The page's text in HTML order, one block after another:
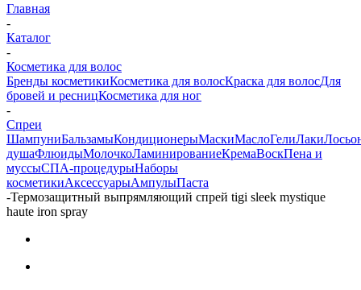
Главная
-
Каталог
-
Косметика для волос
Бренды косметикиКосметика для волосКраска для волосДля
бровей и ресницКосметика для ног
-
Спреи
ШампуниБальзамыКондиционерыМаскиМаслоГелиЛаки
душаФлюидыМолочкоЛаминированиеКремаВоскПена и
муссыСПА-процедурыНаборы
косметикиАксессуарыАмпулыПаста
-Термозащитный выпрямляющий спрей tigi sleek mystique
haute iron spray